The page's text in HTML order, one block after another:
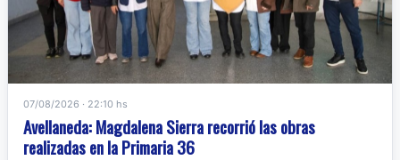
07/08/2026 · 22:10 hs
Avellaneda: Magdalena Sierra recorrió las obras
realizadas en la Primaria 36